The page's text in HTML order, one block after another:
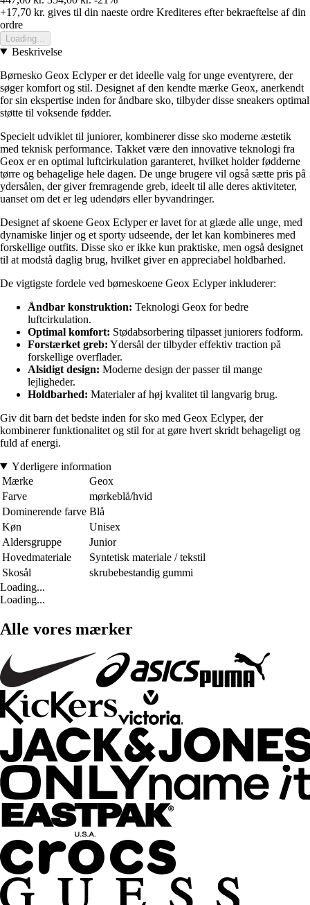
+17,70 kr. gives til din naeste ordre Krediteres efter bekraeftelse af din
ordre
Loading...
Beskrivelse
Børnesko Geox Eclyper er det ideelle valg for unge eventyrere, der
søger komfort og stil. Designet af den kendte mærke Geox, anerkendt
for sin ekspertise inden for åndbare sko, tilbyder disse sneakers optimal
støtte til voksende fødder.
Specielt udviklet til juniorer, kombinerer disse sko moderne æstetik
med teknisk performance. Takket være den innovative teknologi fra
Geox er en optimal luftcirkulation garanteret, hvilket holder fødderne
tørre og behagelige hele dagen. De unge brugere vil også sætte pris på
ydersålen, der giver fremragende greb, ideelt til alle deres aktiviteter,
uanset om det er leg udendørs eller byvandringer.
Designet af skoene Geox Eclyper er lavet for at glæde alle unge, med
dynamiske linjer og et sporty udseende, der let kan kombineres med
forskellige outfits. Disse sko er ikke kun praktiske, men også designet
til at modstå daglig brug, hvilket giver en appreciabel holdbarhed.
De vigtigste fordele ved børneskoene Geox Eclyper inkluderer:
Åndbar konstruktion: Teknologi Geox for bedre
luftcirkulation.
Optimal komfort: Stødabsorbering tilpasset juniorers fodform.
Forstærket greb: Ydersål der tilbyder effektiv traction på
forskellige overflader.
Alsidigt design: Moderne design der passer til mange
lejligheder.
Holdbarhed: Materialer af høj kvalitet til langvarig brug.
Giv dit barn det bedste inden for sko med Geox Eclyper, der
kombinerer funktionalitet og stil for at gøre hvert skridt behageligt og
fuld af energi.
Yderligere information
Mærke
Geox
Farve
mørkeblå/hvid
Dominerende farve Blå
Køn
Unisex
Aldersgruppe
Junior
Hovedmateriale
Syntetisk materiale / tekstil
Skosål
skrubebestandig gummi
Loading...
Loading...
Alle vores mærker